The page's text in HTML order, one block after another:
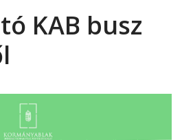
KAB busz